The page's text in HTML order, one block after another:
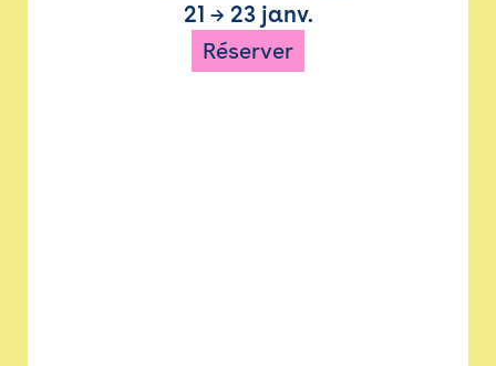
21 → 23 janv.
Réserver